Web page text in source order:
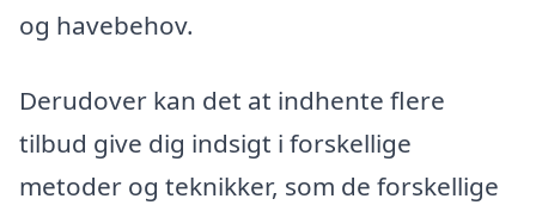
og havebehov.
Derudover kan det at indhente flere
tilbud give dig indsigt i forskellige
metoder og teknikker, som de forskellige